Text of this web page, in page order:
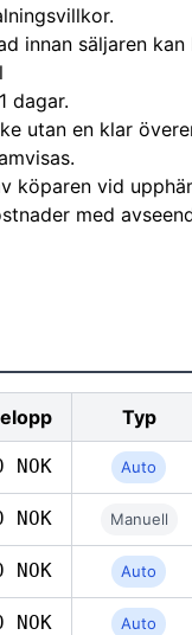
innan säljaren
dagar.
utan en klar
köparen vid
med
Typ
Auto
Manuell
Auto
Auto